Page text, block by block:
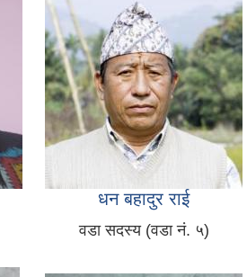
धन बहादुर राई
वडा सदस्य (वडा नं. ५)